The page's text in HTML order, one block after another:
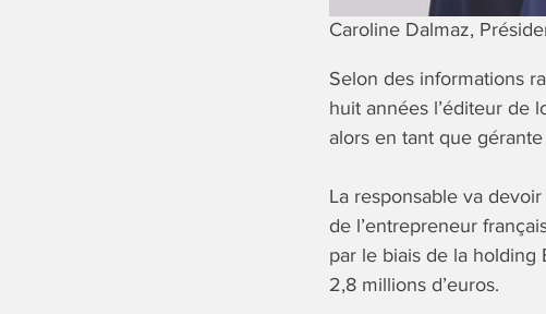
Caroline Dalmaz,
Selon des informations
huit années l’éditeur de
alors en tant que
La responsable va
de l’entrepreneur
par le biais de la holding
2,8 millions d’euros.